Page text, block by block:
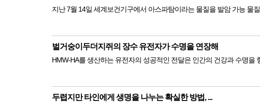
지난 7월 14일 세계보건기구에서 아스파탐이라는 물질을 발암 가능 물
벌거숭이두더지쥐의 장수 유전자가 수명을 연장해
HMW-HA를 생산하는 유전자의 성공적인 전달은 인간의 건강과 수명을
두렵지만 타인에게 생명을 나누는 확실한 방법, ...